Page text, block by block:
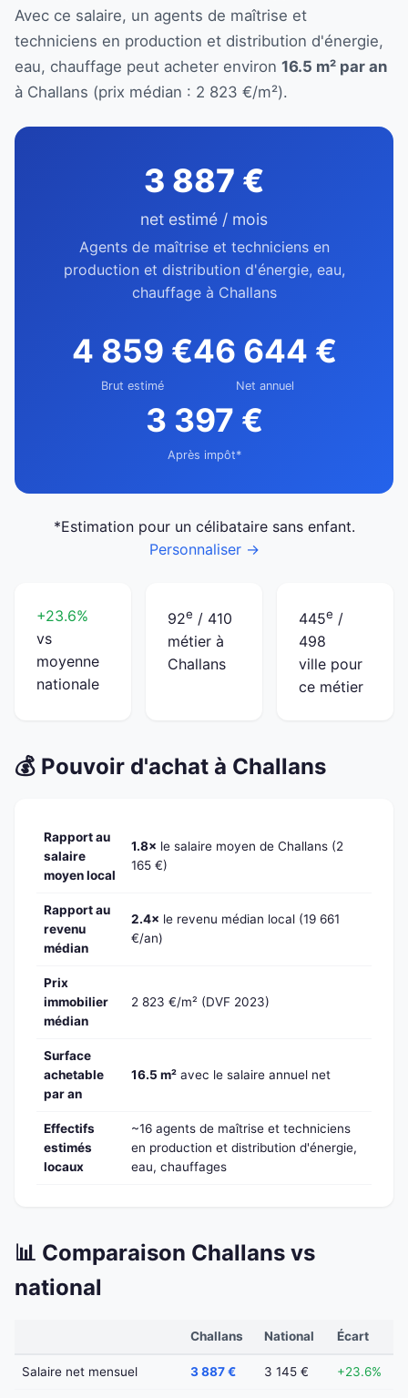
Avec ce salaire, un agents de maîtrise et
techniciens en production et distribution d'énergie,
eau, chauffage peut acheter environ 16.5 m² par an
à Challans (prix médian : 2 823 €/m²).
3 887 €
net estimé / mois
Agents de maîtrise et techniciens en
production et distribution d'énergie, eau,
chauffage à Challans
4 859 €
Brut estimé
46 644 €
Net annuel
3 397 €
Après impôt*
*Estimation pour un célibataire sans enfant.
Personnaliser →
+23.6%
vs
moyenne
nationale
92e / 410
métier à
Challans
445e /
498
ville pour
ce métier
💰 Pouvoir d'achat à Challans
Rapport au
salaire
moyen local
1.8× le salaire moyen de Challans (2
165 €)
Rapport au
revenu
médian
2.4× le revenu médian local (19 661
€/an)
Prix
immobilier
médian
2 823 €/m² (DVF 2023)
Surface
achetable
par an
16.5 m² avec le salaire annuel net
Effectifs
estimés
locaux
~16 agents de maîtrise et techniciens
en production et distribution d'énergie,
eau, chauffages
📊 Comparaison Challans vs
national
Challans National Écart
Salaire net mensuel 3 887 € 3 145 € +23.6%